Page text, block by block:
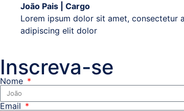
João Pais | Cargo
Lorem ipsum dolor sit amet, consectetur
adipiscing elit dolor
Inscreva-se
Nome
Email